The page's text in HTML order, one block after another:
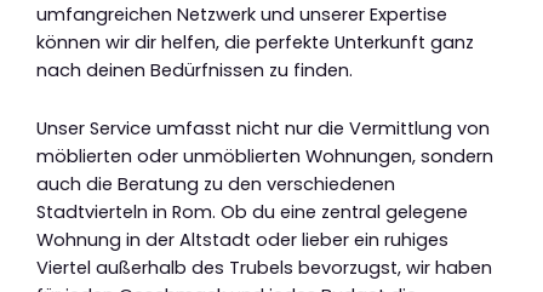
umfangreichen Netzwerk und unserer Expertise
können wir dir helfen, die perfekte Unterkunft ganz
nach deinen Bedürfnissen zu finden.
Unser Service umfasst nicht nur die Vermittlung von
möblierten oder unmöblierten Wohnungen, sondern
auch die Beratung zu den verschiedenen
Stadtvierteln in Rom. Ob du eine zentral gelegene
Wohnung in der Altstadt oder lieber ein ruhiges
Viertel außerhalb des Trubels bevorzugst, wir haben